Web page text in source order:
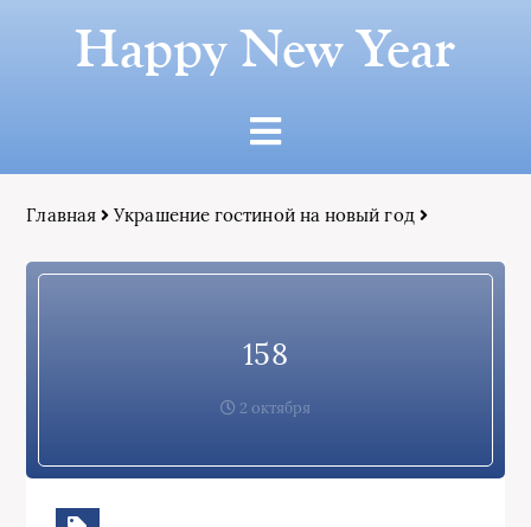
Happy New Year
Главная Украшение гостиной на новый год
158
2 октября